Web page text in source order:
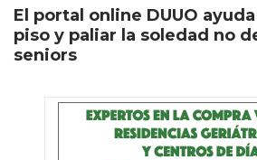
El portal online DUUO
piso y paliar la soledad no
seniors